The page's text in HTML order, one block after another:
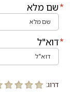
שם מלא
דוא"ל
דרוג: